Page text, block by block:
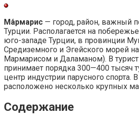
Ма́рмарис — город, район, важный
Турции. Располагается на
юго-западе Турции, в провинции
Средиземного и Эгейского морей
Мармарисом и Даламаном). В
принимает порядка 300—400 тысяч
центр индустрии парусного спорта.
расположено несколько крупных
Содержание